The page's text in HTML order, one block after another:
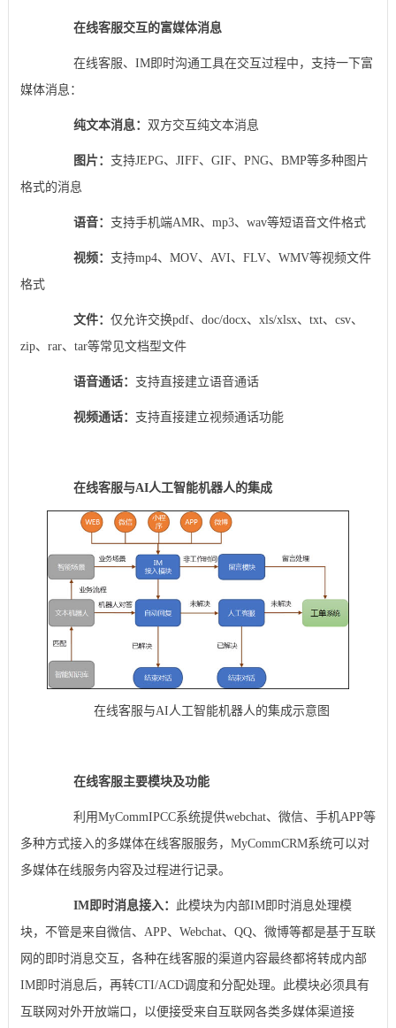
在线客服交互的富媒体消息
在线客服、IM即时沟通工具在交互过程中，支持一下富
媒体消息：
纯文本消息： 双方交互纯文本消息
图片： 支持JEPG、JIFF、GIF、PNG、BMP等多种图片
格式的消息
语音： 支持手机端AMR、mp3、wav等短语音文件格式
视频： 支持mp4、MOV、AVI、FLV、WMV等视频文件
格式
文件： 仅允许交换pdf、doc/docx、xls/xlsx、txt、csv、
zip、rar、tar等常见文档型文件
语音通话： 支持直接建立语音通话
视频通话： 支持直接建立视频通话功能
在线客服与AI人工智能机器人的集成
在线客服与AI人工智能机器人的集成示意图
在线客服主要模块及功能
利用MyCommIPCC系统提供webchat、微信、手机APP等
多种方式接入的多媒体在线客服服务，MyCommCRM系统可以对
多媒体在线服务内容及过程进行记录。
IM即时消息接入： 此模块为内部IM即时消息处理模
块，不管是来自微信、APP、Webchat、QQ、微博等都是基于互联
网的即时消息交互，各种在线客服的渠道内容最终都将转成内部
IM即时消息后，再转CTI/ACD调度和分配处理。此模块必须具有
互联网对外开放端口，以便接受来自互联网各类多媒体渠道接